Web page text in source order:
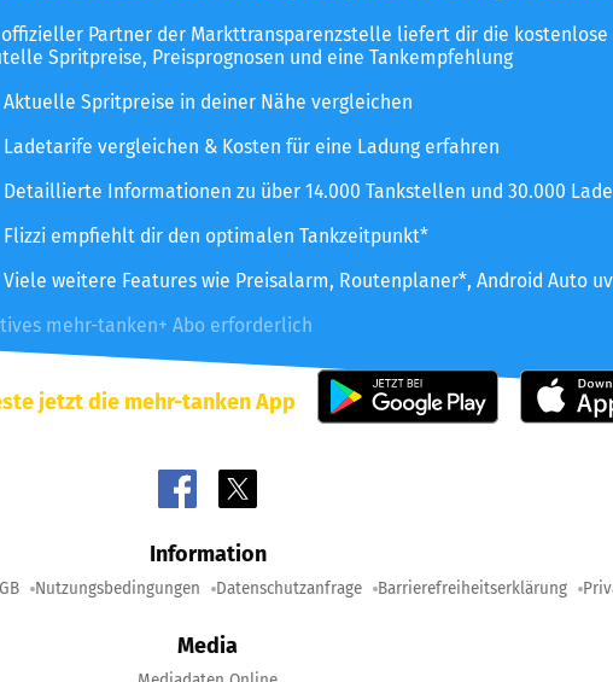
offizieller Partner der Markttransparenzstelle liefert dir die kostenlose
Spritpreise, Preisprognosen und eine Tankempfehlung
Aktuelle Spritpreise in deiner Nähe vergleichen
Ladetarife vergleichen & Kosten für eine Ladung erfahren
Detaillierte Informationen zu über 14.000 Tankstellen und 30.000
Flizzi empfiehlt dir den optimalen Tankzeitpunkt*
Viele weitere Features wie Preisalarm, Routenplaner*, Android Auto
mehr-tanken+ Abo erforderlich
jetzt die mehr-tanken App
Information
Nutzungsbedingungen Datenschutzanfrage Barrierefreiheitserklärung
Media